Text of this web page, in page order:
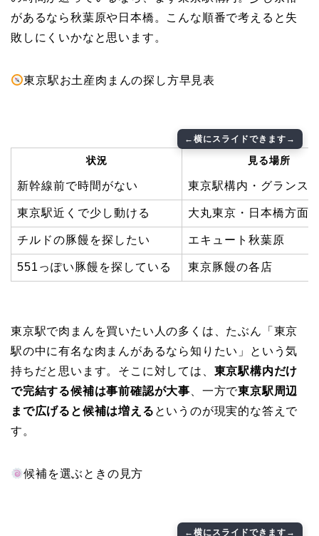
があるなら秋葉原や日本橋。こんな順番で考えると失
敗しにくいかなと思います。
東京駅お土産肉まんの探し方早見表
状況 見る場所
新幹線前で時間がない 東京駅構内・グランス
東京駅近くで少し動ける 大丸東京・日本橋方面
チルドの豚饅を探したい エキュート秋葉原
551っぽい豚饅を探している 東京豚饅の各店
東京駅で肉まんを買いたい人の多くは、たぶん「東京
駅の中に有名な肉まんがあるなら知りたい」という気
持ちだと思います。そこに対しては、 東京駅構内だけ
で完結する候補は事前確認が大事 、一方で東京駅周辺
まで広げると候補は増える というのが現実的な答えで
す。
候補を選ぶときの見方